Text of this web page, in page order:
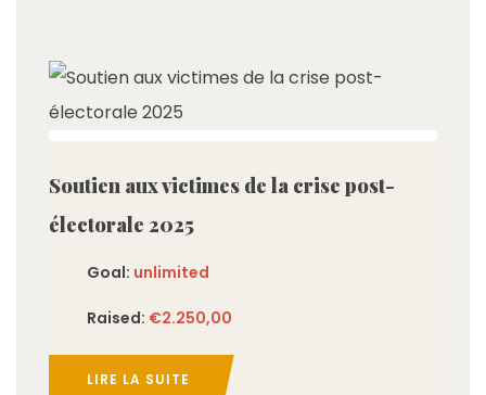
Soutien aux victimes de la crise post-
électorale 2025
Goal: unlimited
Raised: €2.250,00
LIRE LA SUITE